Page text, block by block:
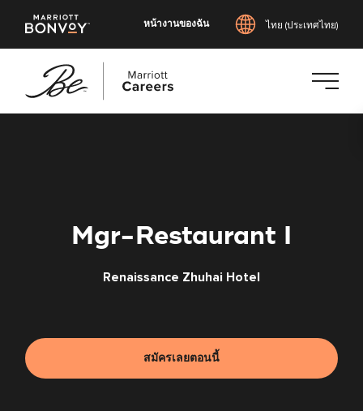
หน้างานของฉัน ไทย (ประเทศไทย)
Mgr-Restaurant I
Renaissance Zhuhai Hotel
สมัครเลยตอนนี้